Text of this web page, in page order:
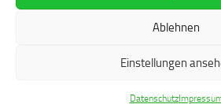
Ablehnen
Einstellungen
Datenschutz